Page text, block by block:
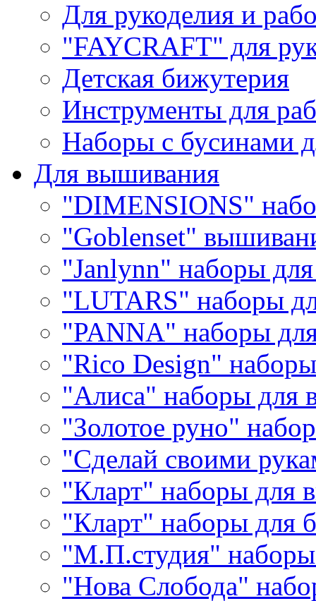
Для рукоделия и
"FAYCRAFT" для
Детская бижутерия
Инструменты для
Наборы с бусинами
Для вышивания
"DIMENSIONS"
"Goblenset"
"Janlynn" наборы
"LUTARS" наборы
"PANNA" наборы
"Rico Design"
"Алиса" наборы для
"Золотое руно"
"Сделай своими
"Кларт" наборы для
"Кларт" наборы для
"М.П.студия"
"Нова Слобода"